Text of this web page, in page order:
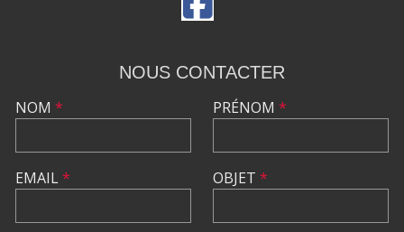
NOUS CONTACTER
NOM *
EMAIL*
PRÉNOM *
OBJET *